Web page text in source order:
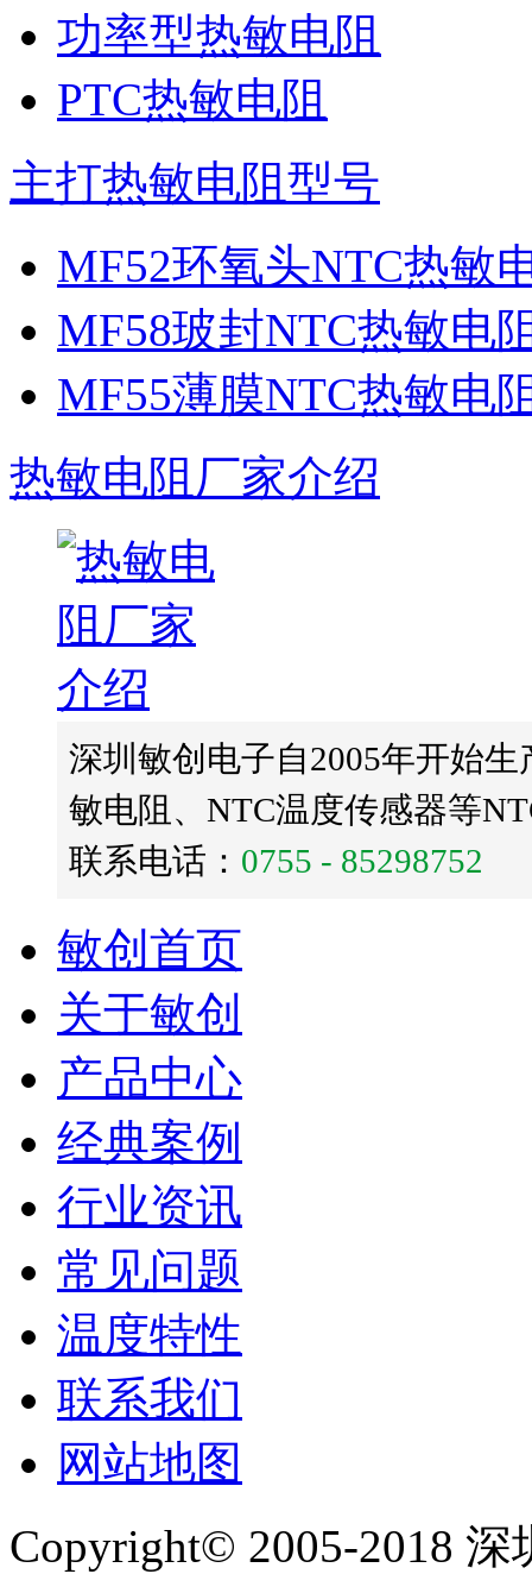
功率型热敏电阻
PTC热敏电阻
主打热敏电阻型号
MF52环氧头NTC热敏
MF58玻封NTC热敏电
MF55薄膜NTC热敏电
热敏电阻厂家介绍
深圳敏创电子自2005年开始
敏电阻、NTC温度传感器等
联系电话： 0755 - 85298752
敏创首页
关于敏创
产品中心
经典案例
行业资讯
常见问题
温度特性
联系我们
网站地图
Copyright© 2005-2018